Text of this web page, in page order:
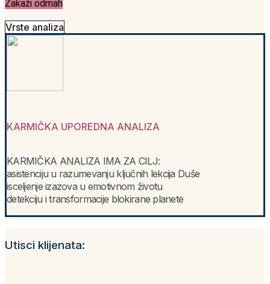
Zakaži odmah
Vrste analiza
KARMIČKA UPOREDNA ANALIZA
KARMIČKA ANALIZA IMA ZA CILJ:
asistenciju u razumevanju ključnih lekcija Duše
isceljenje izazova u emotivnom životu
detekciju i transformacije blokirane planete
Utisci klijenata: